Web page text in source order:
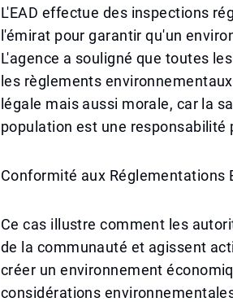
L'EAD effectue des inspections
l'émirat pour garantir qu'un
L'agence a souligné que toutes
les règlements
légale mais aussi morale, car la
population est une responsabilité
Conformité aux Réglementations
Ce cas illustre comment les
de la communauté et agissent
créer un environnement
considérations